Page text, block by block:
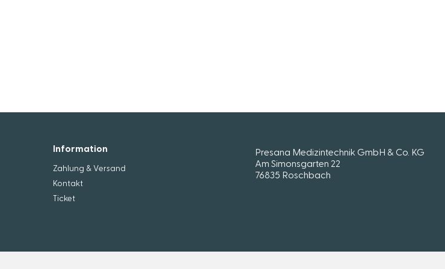
Information
Zahlung & Versand
Kontakt
Ticket
Presana Medizintechnik GmbH & Co. KG
Am Simonsgarten 22
76835 Roschbach